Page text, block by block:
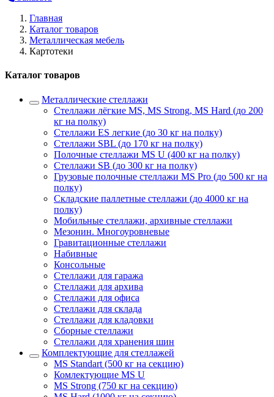
Главная
Каталог товаров
Металлическая мебель
Картотеки
Каталог товаров
Металлические стеллажи
Стеллажи лёгкие MS, MS Strong, MS Hard (до 200
кг на полку)
Стеллажи ES легкие (до 30 кг на полку)
Стеллажи SBL (до 170 кг на полку)
Полочные стеллажи MS U (400 кг на полку)
Стеллажи SB (до 300 кг на полку)
Грузовые полочные стеллажи MS Pro (до 500 кг на
полку)
Складские паллетные стеллажи (до 4000 кг на
полку)
Мобильные стеллажи, архивные стеллажи
Мезонин. Многоуровневые
Гравитационные стеллажи
Набивные
Консольные
Стеллажи для гаража
Стеллажи для архива
Стеллажи для офиса
Стеллажи для склада
Стеллажи для кладовки
Сборные стеллажи
Стеллажи для хранения шин
Комплектующие для стеллажей
MS Standart (500 кг на секцию)
Комлектующие MS U
MS Strong (750 кг на секцию)